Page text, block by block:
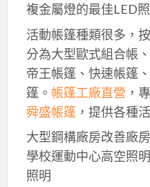
複金屬燈的最佳LED
活動帳篷種類很多，
分為大型歐式組合帳
帝王帳篷、快速帳篷
篷。 帳篷工廠直營 ，
舜盛帳篷，提供各種
大型鋼構廠房改善廠
學校運動中心高空照
照明